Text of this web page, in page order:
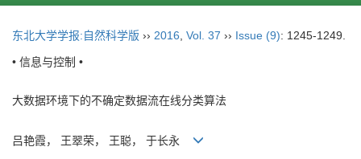
东北大学学报:自然科学版 ›› 2016 Vol. 37 ›› Issue (9): 1245-1249.
• 信息与控制 •
大数据环境下的不确定数据流在线分类算法
吕艳霞， 王翠荣， 王聪， 于长永